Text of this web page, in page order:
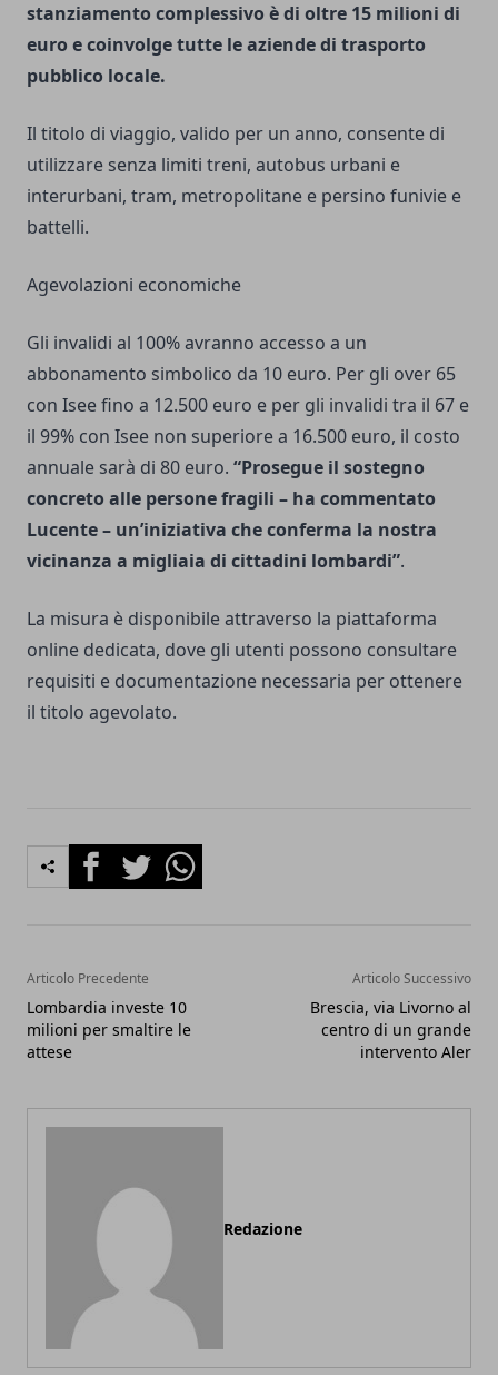
stanziamento complessivo è di oltre 15 milioni di
euro e coinvolge tutte le aziende di trasporto
pubblico locale.
Il titolo di viaggio, valido per un anno, consente di
utilizzare senza limiti treni, autobus urbani e
interurbani, tram, metropolitane e persino funivie e
battelli.
Agevolazioni economiche
Gli invalidi al 100% avranno accesso a un
abbonamento simbolico da 10 euro. Per gli over 65
con Isee fino a 12.500 euro e per gli invalidi tra il 67 e
il 99% con Isee non superiore a 16.500 euro, il costo
annuale sarà di 80 euro. “Prosegue il sostegno
concreto alle persone fragili – ha commentato
Lucente – un’iniziativa che conferma la nostra
vicinanza a migliaia di cittadini lombardi”.
La misura è disponibile attraverso la piattaforma
online dedicata, dove gli utenti possono consultare
requisiti e documentazione necessaria per ottenere
il titolo agevolato.
FacebookTwitterWhatsapp
Articolo Precedente
Lombardia investe 10
milioni per smaltire le
attese
Articolo Successivo
Brescia, via Livorno al
centro di un grande
intervento Aler
Redazione